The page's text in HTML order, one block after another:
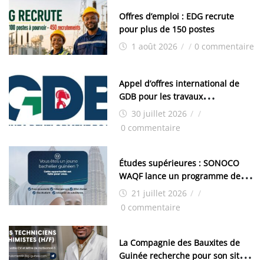
Offres d’emploi : EDG recrute
pour plus de 150 postes
1 août 2026 / / 0 commentaire
Appel d’offres international de
GDB pour les travaux
d’aménagement de la zone
industrielle de FANDJE (PAZIF)
30 juillet 2026 / /
0 commentaire
Études supérieures : SONOCO
WAQF lance un programme de
bourses pour la Malaisie
21 juillet 2026 / /
0 commentaire
La Compagnie des Bauxites de
Guinée recherche pour son site